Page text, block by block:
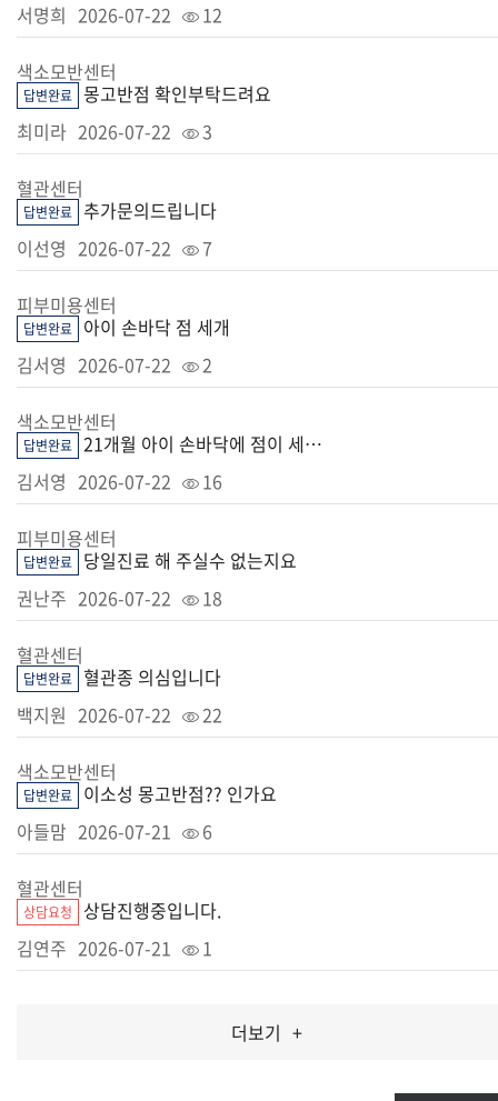
서명희 2026-07-22 12
색소모반센터
답변완료 몽고반점 확인부탁드려요
최미라 2026-07-22 3
혈관센터
답변완료 추가문의드립니다
이선영 2026-07-22 7
피부미용센터
답변완료
아이 손바닥 점 세개
김서영 2026-07-22 2
색소모반센터
답변완료 21개월 아이 손바닥에 점이 세개가 있는데 제거해야 할까요?
김서영 2026-07-22 16
피부미용센터
답변완료
당일진료 해 주실수 없는지요
권난주 2026-07-22 18
혈관센터
답변완료 혈관종 의심입니다
백지원 2026-07-22 22
색소모반센터
답변완료
이소성 몽고반점?? 인가요
아들맘 2026-07-21 6
혈관센터
상담요청
상담진행중입니다.
김연주 2026-07-21 1
더보기 +